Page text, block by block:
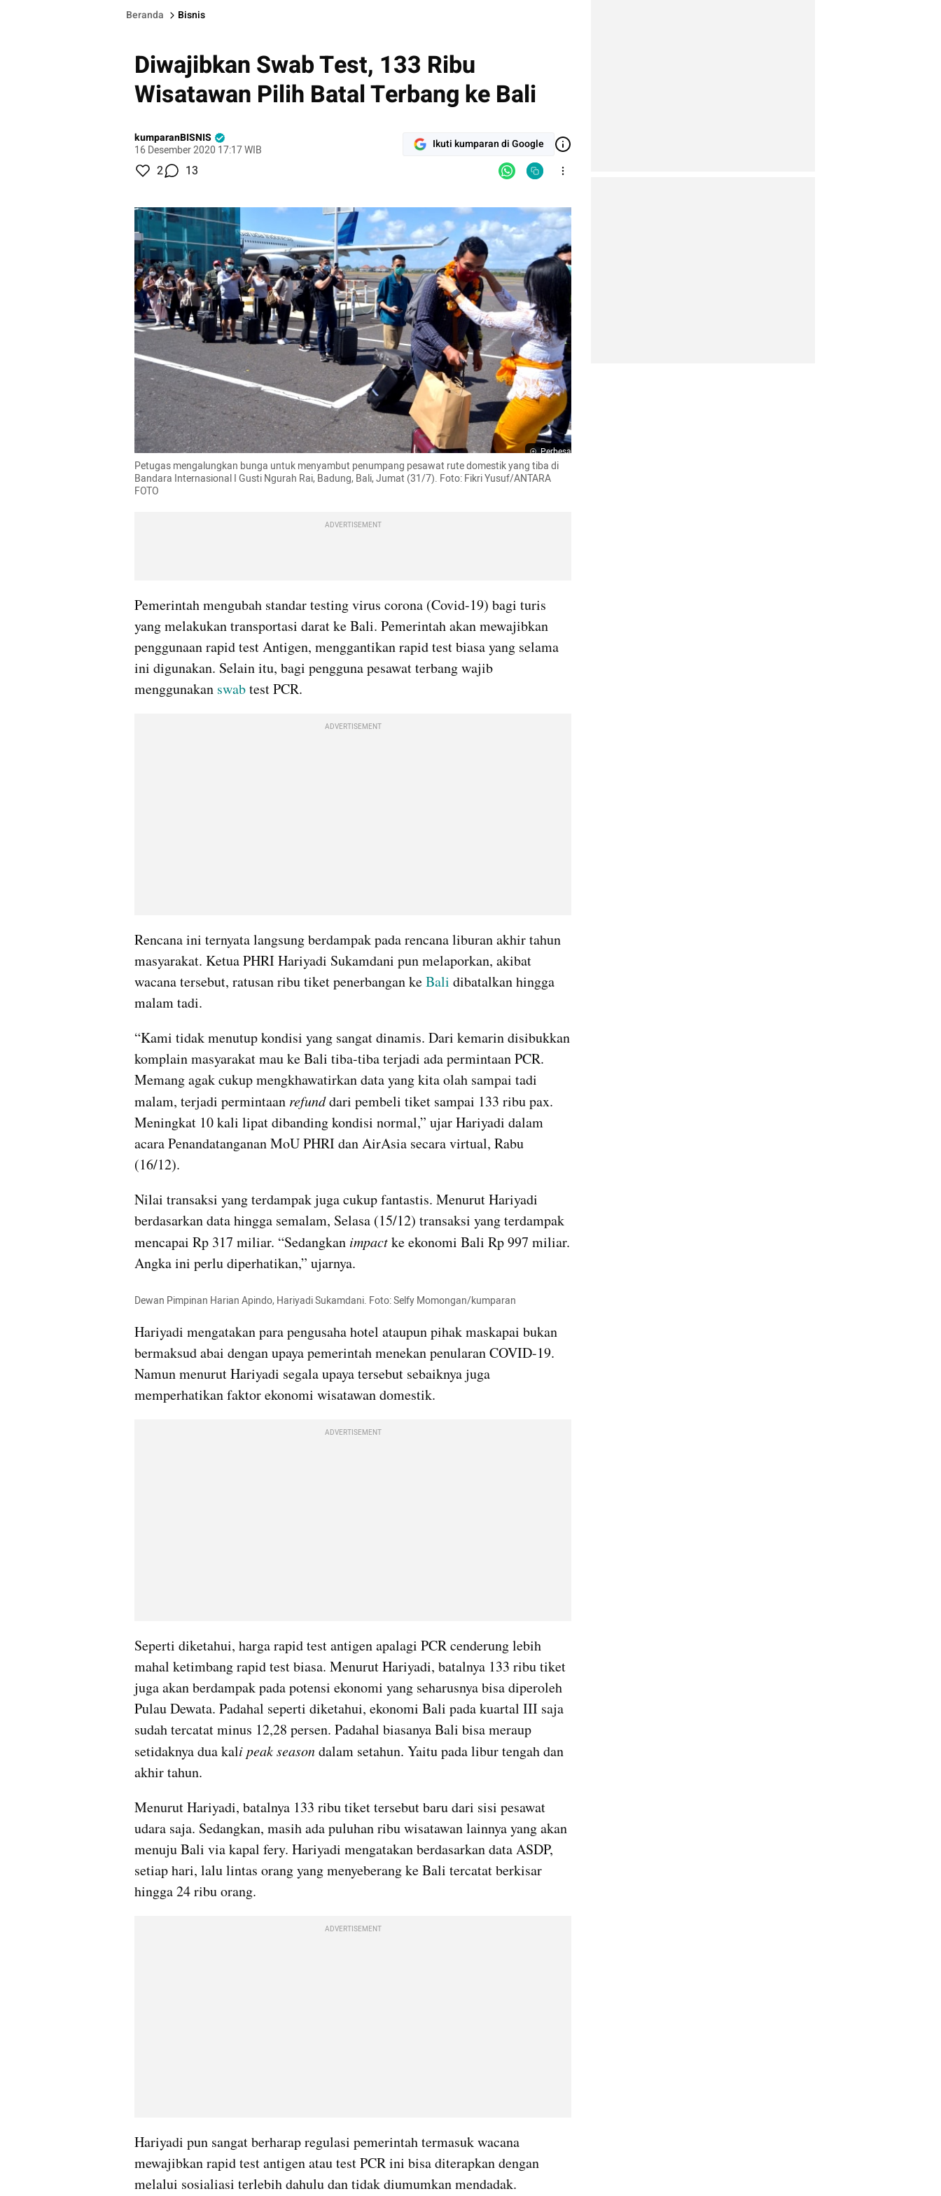
Beranda Bisnis
Diwajibkan Swab Test, 133 Ribu
Wisatawan Pilih Batal Terbang ke Bali
kumparanBISNIS
16 Desember 2020 17:17 WIB
Ikuti kumparan di Google
2 13
Perbesar
Petugas mengalungkan bunga untuk menyambut penumpang pesawat rute domestik yang tiba di
Bandara Internasional I Gusti Ngurah Rai, Badung, Bali, Jumat (31/7). Foto: Fikri Yusuf/ANTARA
FOTO
ADVERTISEMENT
Pemerintah mengubah standar testing virus corona (Covid-19) bagi turis
yang melakukan transportasi darat ke Bali. Pemerintah akan mewajibkan
penggunaan rapid test Antigen, menggantikan rapid test biasa yang selama
ini digunakan. Selain itu, bagi pengguna pesawat terbang wajib
menggunakan swab test PCR.
ADVERTISEMENT
Rencana ini ternyata langsung berdampak pada rencana liburan akhir tahun
masyarakat. Ketua PHRI Hariyadi Sukamdani pun melaporkan, akibat
wacana tersebut, ratusan ribu tiket penerbangan ke Bali dibatalkan hingga
malam tadi.
“Kami tidak menutup kondisi yang sangat dinamis. Dari kemarin disibukkan
komplain masyarakat mau ke Bali tiba-tiba terjadi ada permintaan PCR.
Memang agak cukup mengkhawatirkan data yang kita olah sampai tadi
malam, terjadi permintaan refund dari pembeli tiket sampai 133 ribu pax.
Meningkat 10 kali lipat dibanding kondisi normal,” ujar Hariyadi dalam
acara Penandatanganan MoU PHRI dan AirAsia secara virtual, Rabu
(16/12).
Nilai transaksi yang terdampak juga cukup fantastis. Menurut Hariyadi
berdasarkan data hingga semalam, Selasa (15/12) transaksi yang terdampak
mencapai Rp 317 miliar. “Sedangkan impact ke ekonomi Bali Rp 997 miliar.
Angka ini perlu diperhatikan,” ujarnya.
Dewan Pimpinan Harian Apindo, Hariyadi Sukamdani. Foto: Selfy Momongan/kumparan
Hariyadi mengatakan para pengusaha hotel ataupun pihak maskapai bukan
bermaksud abai dengan upaya pemerintah menekan penularan COVID-19.
Namun menurut Hariyadi segala upaya tersebut sebaiknya juga
memperhatikan faktor ekonomi wisatawan domestik.
ADVERTISEMENT
Seperti diketahui, harga rapid test antigen apalagi PCR cenderung lebih
mahal ketimbang rapid test biasa. Menurut Hariyadi, batalnya 133 ribu tiket
juga akan berdampak pada potensi ekonomi yang seharusnya bisa diperoleh
Pulau Dewata. Padahal seperti diketahui, ekonomi Bali pada kuartal III saja
sudah tercatat minus 12,28 persen. Padahal biasanya Bali bisa meraup
setidaknya dua kali peak season dalam setahun. Yaitu pada libur tengah dan
akhir tahun.
Menurut Hariyadi, batalnya 133 ribu tiket tersebut baru dari sisi pesawat
udara saja. Sedangkan, masih ada puluhan ribu wisatawan lainnya yang akan
menuju Bali via kapal fery. Hariyadi mengatakan berdasarkan data ASDP,
setiap hari, lalu lintas orang yang menyeberang ke Bali tercatat berkisar
hingga 24 ribu orang.
ADVERTISEMENT
Hariyadi pun sangat berharap regulasi pemerintah termasuk wacana
mewajibkan rapid test antigen atau test PCR ini bisa diterapkan dengan
melalui sosialiasi terlebih dahulu dan tidak diumumkan mendadak.